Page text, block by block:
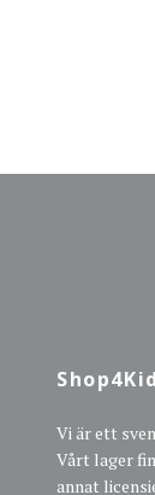
Vi är ett
Vårt lager
annat